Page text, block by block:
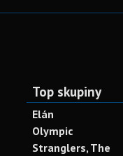
Top skupiny
Elán
Olympic
Stranglers, The